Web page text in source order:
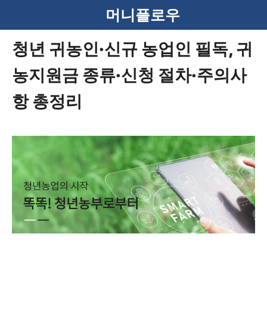
텐
머니플로우
청년 귀농인·신규 농업인 필독, 귀
농지원금 종류·신청 절차·주의사
항 총정리